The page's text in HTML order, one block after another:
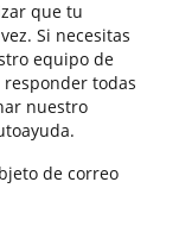
que tu
Si necesitas
equipo de
todas
nuestro
de correo